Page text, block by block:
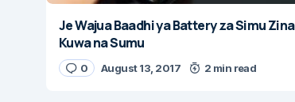
Je Wajua Baadhi ya Battery za Simu
Kuwa na Sumu
0 August 13, 2017 2 min read